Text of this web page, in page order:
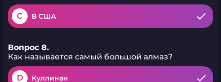
C В США
Вопрос 8.
Как называется самый большой алмаз?
D Куллинан